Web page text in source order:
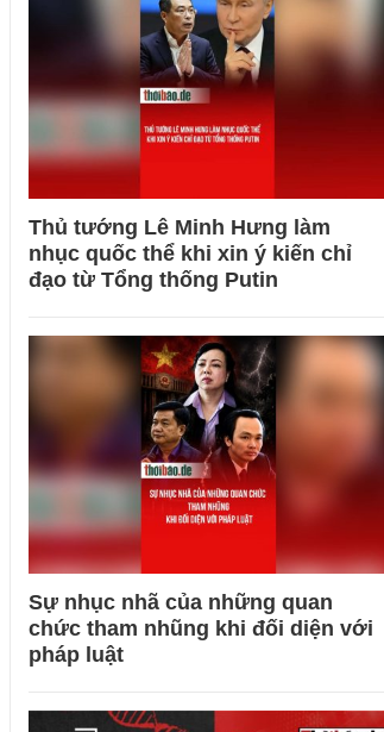
Thủ tướng Lê Minh Hưng làm
nhục quốc thể khi xin ý kiến chỉ
đạo từ Tổng thống Putin
Sự nhục nhã của những quan
chức tham nhũng khi đối diện với
pháp luật